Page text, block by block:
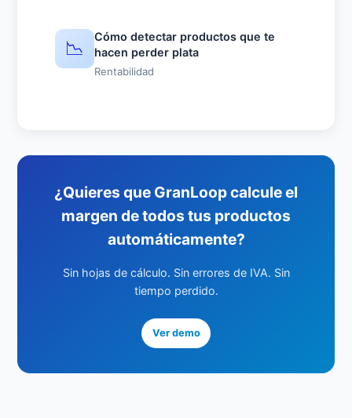
📉
Cómo detectar productos que te
hacen perder plata
Rentabilidad
¿Quieres que GranLoop calcule el
margen de todos tus productos
automáticamente?
Sin hojas de cálculo. Sin errores de IVA. Sin
tiempo perdido.
Ver demo